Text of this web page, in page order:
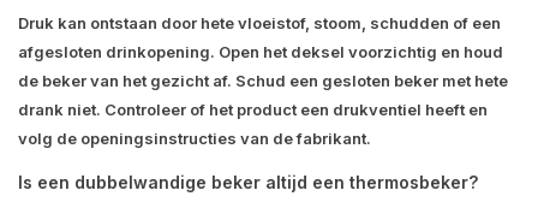
Druk kan ontstaan door hete vloeistof, stoom, schudden of een
afgesloten drinkopening. Open het deksel voorzichtig en houd
de beker van het gezicht af. Schud een gesloten beker met hete
drank niet. Controleer of het product een drukventiel heeft en
volg de openingsinstructies van de fabrikant.
Is een dubbelwandige beker altijd een thermosbeker?